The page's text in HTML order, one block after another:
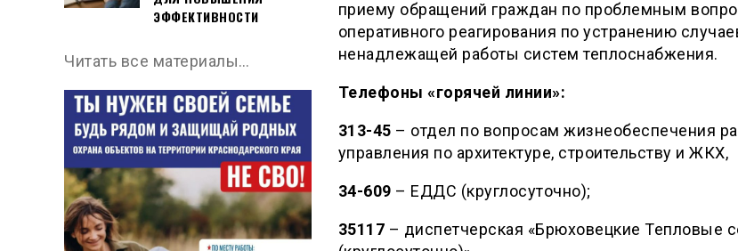
приему обращений граждан по проблемным
оперативного реагирования по устранению
ненадлежащей работы систем теплоснабжения.
Телефоны «горячей линии»:
313-45 – отдел по вопросам жизнеобеспечения
управления по архитектуре, строительству и ЖКХ,
34-609 – ЕДДС (круглосуточно);
35117 – диспетчерская «Брюховецкие Тепловые
ЭФФЕКТИВНОСТИ
Читать все материалы…